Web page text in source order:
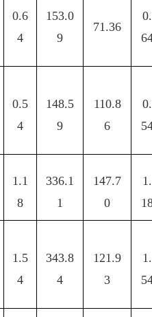
0.6
4
153.0
9
71.36
0.
0.5
4
148.5
9
110.8
6
0.
1.1
8
336.1
1
147.7
0
1.
1.5
4
343.8
4
121.9
3
1.